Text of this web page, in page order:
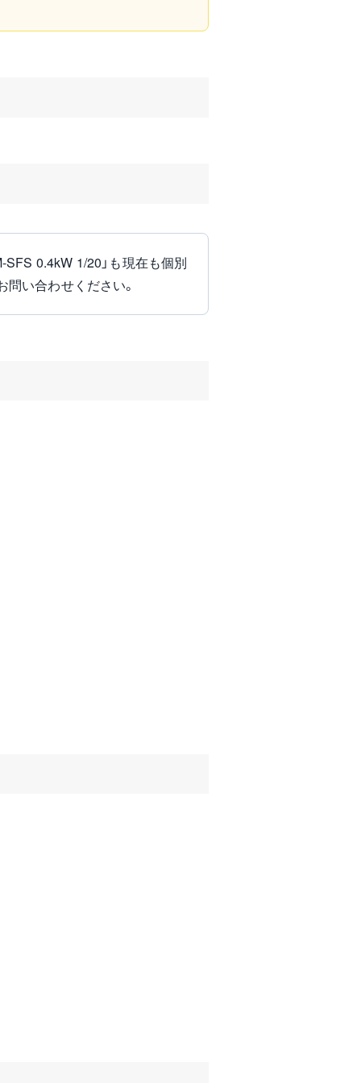
SFS 0.4kW 1/20」も現在も個別
問い合わせください。